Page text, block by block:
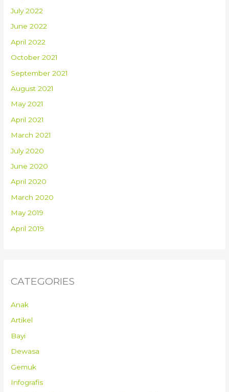
July 2022
June 2022
April 2022
October 2021
September 2021
August 2021
May 2021
April 2021
March 2021
July 2020
June 2020
April 2020
March 2020
May 2019
April 2019
CATEGORIES
Anak
Artikel
Bayi
Dewasa
Gemuk
Infografis